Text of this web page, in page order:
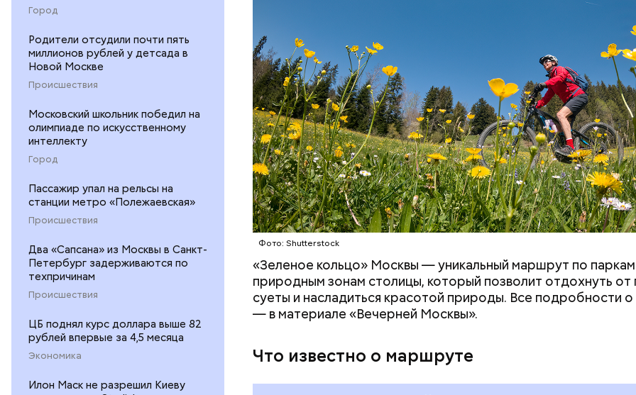
Город
Родители отсудили почти пять
миллионов рублей у детсада в
Новой Москве
Происшествия
Московский школьник победил на
олимпиаде по искусственному
интеллекту
Город
Пассажир упал на рельсы на
станции метро «Полежаевская»
Происшествия
Два «Сапсана» из Москвы в Санкт-
Петербург задерживаются по
техпричинам
Происшествия
ЦБ поднял курс доллара выше 82
рублей впервые за 4,5 месяца
Экономика
Илон Маск не разрешил Киеву
Фото: Shutterstock
«Зеленое кольцо» Москвы — уникальный маршрут по
природным зонам столицы, который позволит отдохнуть от
суеты и насладиться красотой природы. Все подробности
— в материале «Вечерней Москвы».
Что известно о маршруте
На данный момент квартира на Большой Садовой стала
Булгакова. В ней воссоздана атмосфера жизни и быта начала
большим количеством вещей, которые имеют отношение к